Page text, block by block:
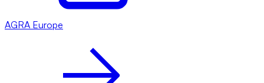
AGRA Europe